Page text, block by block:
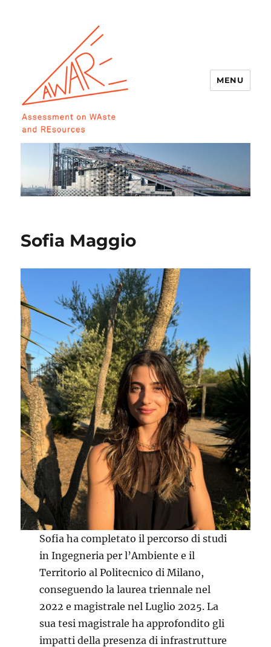
AWARE
MENU
Sofia Maggio
Sofia ha completato il percorso di studi
in Ingegneria per l’Ambiente e il
Territorio al Politecnico di Milano,
conseguendo la laurea triennale nel
2022 e magistrale nel Luglio 2025. La
sua tesi magistrale ha approfondito gli
impatti della presenza di infrastrutture